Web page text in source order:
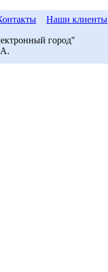
Наши клиенты
город"